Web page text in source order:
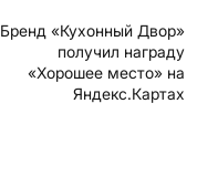
Бренд «Кухонный Двор»
получил награду
«Хорошее место» на
Яндекс.Картах